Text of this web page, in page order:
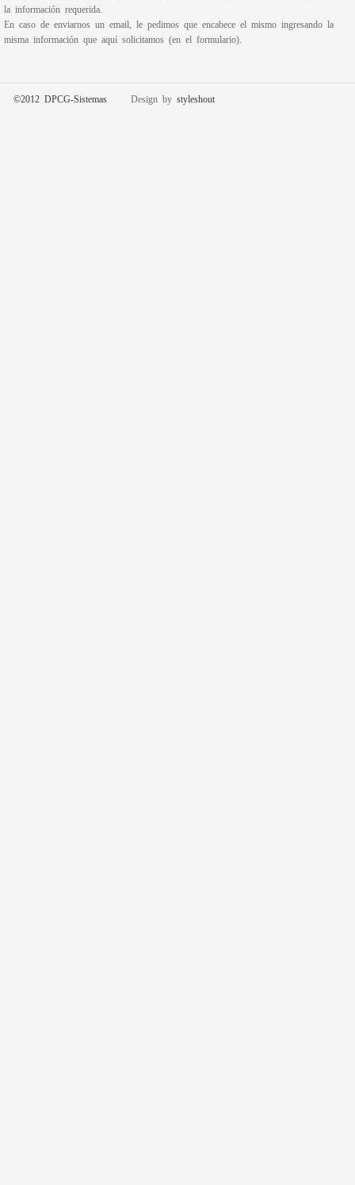
la información requerida.
En caso de enviarnos un email, le pedimos que encabece el mismo ingresando la
misma información que aquí solicitamos (en el formulario).
©2012 DPCG-Sistemas Design by styleshout